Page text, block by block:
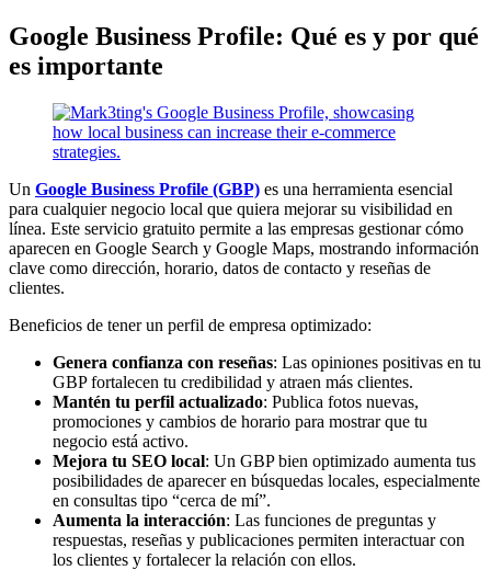
Google Business Profile: Qué es y por qué
es importante
Un Google Business Profile (GBP) es una herramienta esencial
para cualquier negocio local que quiera mejorar su visibilidad en
línea. Este servicio gratuito permite a las empresas gestionar cómo
aparecen en Google Search y Google Maps, mostrando información
clave como dirección, horario, datos de contacto y reseñas de
clientes.
Beneficios de tener un perfil de empresa optimizado:
Genera confianza con reseñas: Las opiniones positivas en tu
GBP fortalecen tu credibilidad y atraen más clientes.
Mantén tu perfil actualizado: Publica fotos nuevas,
promociones y cambios de horario para mostrar que tu
negocio está activo.
Mejora tu SEO local: Un GBP bien optimizado aumenta tus
posibilidades de aparecer en búsquedas locales, especialmente
en consultas tipo “cerca de mí”.
Aumenta la interacción: Las funciones de preguntas y
respuestas, reseñas y publicaciones permiten interactuar con
los clientes y fortalecer la relación con ellos.